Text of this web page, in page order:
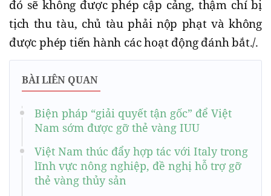
đó sẽ không được phép cập cảng, thậm chí bị
tịch thu tàu, chủ tàu phải nộp phạt và không
được phép tiến hành các hoạt động đánh bắt./.
BÀI LIÊN QUAN
Biện pháp “giải quyết tận gốc” để Việt
Nam sớm được gỡ thẻ vàng IUU
Việt Nam thúc đẩy hợp tác với Italy trong
lĩnh vực nông nghiệp, đề nghị hỗ trợ gỡ
thẻ vàng thủy sản